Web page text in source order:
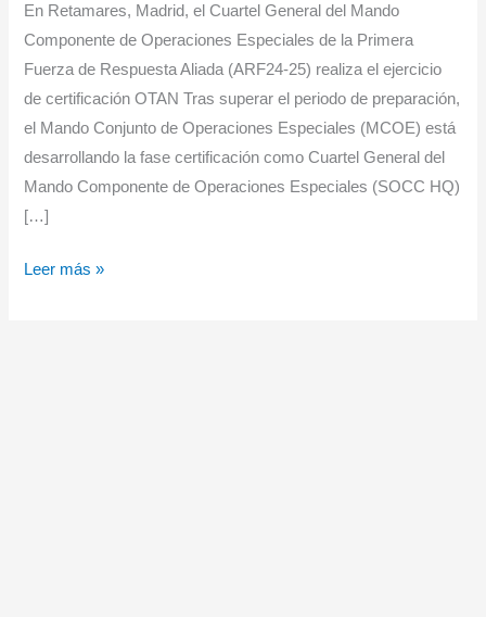
En Retamares, Madrid, el Cuartel General del Mando
Componente de Operaciones Especiales de la Primera
Fuerza de Respuesta Aliada (ARF24-25) realiza el ejercicio
de certificación OTAN Tras superar el periodo de preparación,
el Mando Conjunto de Operaciones Especiales (MCOE) está
desarrollando la fase certificación como Cuartel General del
Mando Componente de Operaciones Especiales (SOCC HQ)
[…]
El
Leer más »